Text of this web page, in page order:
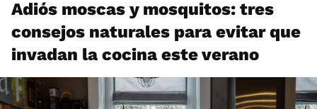
Adiós moscas y mosquitos: tres
consejos naturales para evitar que
invadan la cocina este verano